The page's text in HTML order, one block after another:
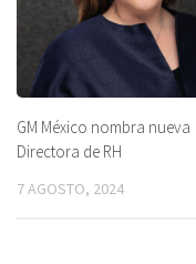
GM México nombra nueva
Directora de RH
7 AGOSTO, 2024